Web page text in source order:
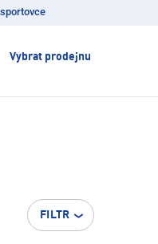
Vybrat prodejnu
FILTR